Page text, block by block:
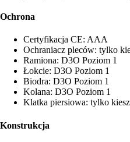
Ochrona
Certyfikacja CE: AAA
Ochraniacz pleców: tylko
Ramiona: D3O Poziom 1
Łokcie: D3O Poziom 1
Biodra: D3O Poziom 1
Kolana: D3O Poziom 1
Klatka piersiowa: tylko
Konstrukcja